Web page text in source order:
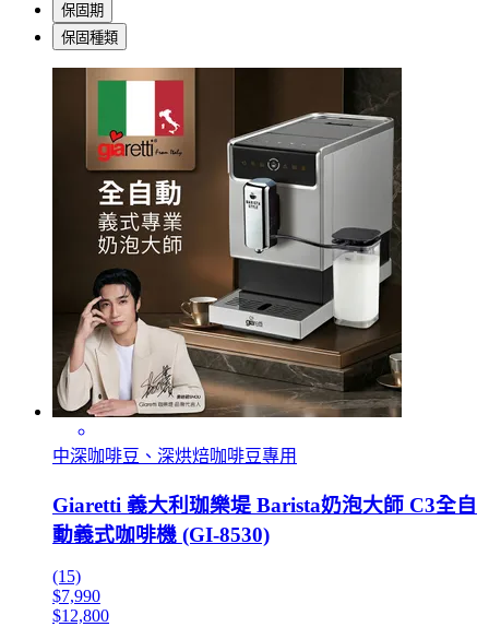
保固期
保固種類
中深咖啡豆、深烘焙咖啡豆專用
Giaretti 義大利珈樂堤 Barista奶泡大師 C3全自
動義式咖啡機 (GI-8530)
(15)
$7,990
$12,800